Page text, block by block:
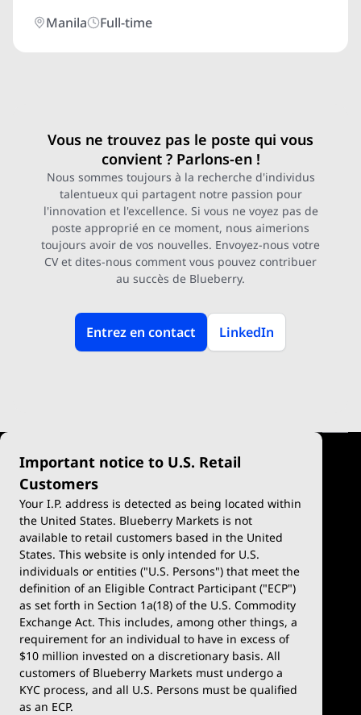
Manila
Full-time
Vous ne trouvez pas le poste qui vous
convient ? Parlons-en !
Nous sommes toujours à la recherche d'individus
talentueux qui partagent notre passion pour
l'innovation et l'excellence. Si vous ne voyez pas de
poste approprié en ce moment, nous aimerions
toujours avoir de vos nouvelles. Envoyez-nous votre
CV et dites-nous comment vous pouvez contribuer
au succès de Blueberry.
Entrez en contact LinkedIn
Important notice to U.S. Retail
Customers
Your I.P. address is detected as being located within
the United States. Blueberry Markets is not
available to retail customers based in the United
States. This website is only intended for U.S.
individuals or entities ("U.S. Persons") that meet the
definition of an Eligible Contract Participant ("ECP")
as set forth in Section 1a(18) of the U.S. Commodity
Exchange Act. This includes, among other things, a
requirement for an individual to have in excess of
$10 million invested on a discretionary basis. All
customers of Blueberry Markets must undergo a
KYC process, and all U.S. Persons must be qualified
as an ECP.
Négocier
Types de comptes
Compte démo
Dépôts et retraits
Conditions de trading
Blueberry Premium
Plateformes
MetaTrader 4
MetaTrader 5
TradingView
Blueberry X
WebTrader